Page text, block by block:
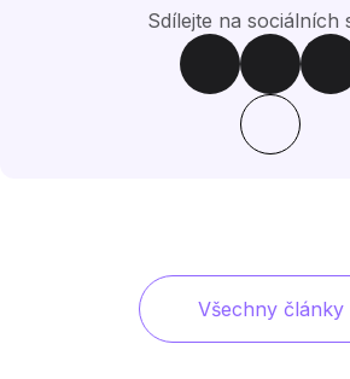
Sdílejte na sociálních
Všechny články